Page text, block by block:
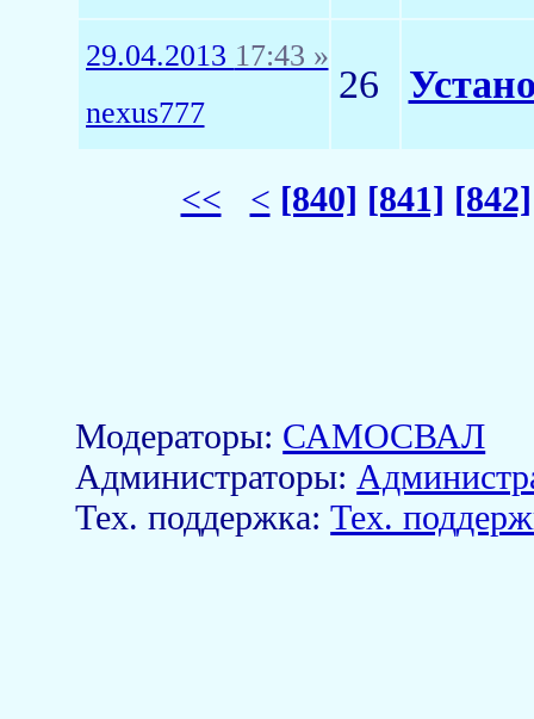
29.04.2013 17:43 »
nexus777
26
<< < [840] [841] [842]
Модераторы: САМОСВАЛ
Aдминистраторы:
Тех. поддержка:Тех.